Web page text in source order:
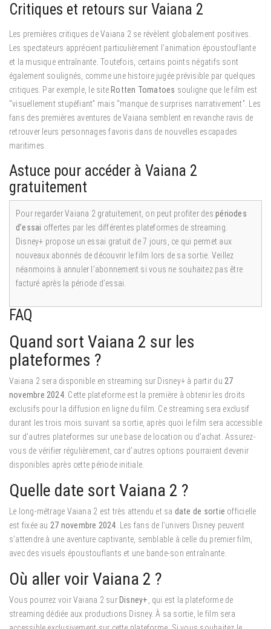
Critiques et retours sur Vaiana 2
Les premières critiques de Vaiana 2 se révèlent globalement positives.
Les spectateurs apprécient particulièrement l’animation époustouflante
et la musique entraînante. Toutefois, certains points négatifs sont
également soulignés, comme une histoire jugée prévisible par quelques
critiques. Par exemple, le site Rotten Tomatoes souligne que le film est
“visuellement stupéfiant” mais “manque de surprises narrativement”. Les
fans des premières aventures de Vaiana semblent en revanche ravis de
retrouver leurs personnages favoris dans de nouvelles escapades
maritimes.
Astuce pour accéder à Vaiana 2
gratuitement
Pour regarder Vaiana 2 gratuitement, on peut profiter despériodes
d’essai offertes par les différentes plateformes de streaming.
Disney+ propose un essai gratuit de 7 jours, ce qui permet aux
nouveaux abonnés de découvrir le film lors de sa sortie. Veillez
néanmoins à annuler l’abonnement si vous ne souhaitez pas être
facturé après la période d’essai.
FAQ
Quand sort Vaiana 2 sur les
plateformes ?
Vaiana 2 sera disponible en streaming sur Disney+ à partir du 27
novembre 2024. Cette plateforme est la première à obtenir les droits
exclusifs pour la diffusion en ligne du film. Ce streaming sera exclusif
durant les trois mois suivant sa sortie, après quoi le film sera accessible
sur d’autres plateformes sur une base de location ou d’achat. Assurez-
vous de vérifier régulièrement, car d’autres options pourraient devenir
disponibles après cette période initiale.
Quelle date sort Vaiana 2 ?
Le long-métrage Vaiana 2 est très attendu et sa date de sortie officielle
est fixée au 27 novembre 2024 . Les fans de l’univers Disney peuvent
s’attendre à une aventure captivante, semblable à celle du premier film,
avec des visuels époustouflants et une bande-son entraînante.
Où aller voir Vaiana 2 ?
Vous pourrez voir Vaiana 2 sur Disney+ , qui est la plateforme de
streaming dédiée aux productions Disney. À sa sortie, le film sera